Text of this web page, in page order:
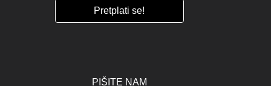
PIŠITE NAM